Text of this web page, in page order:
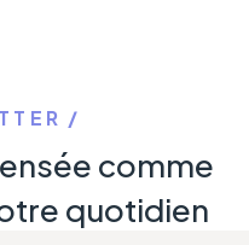
comme
quotidien